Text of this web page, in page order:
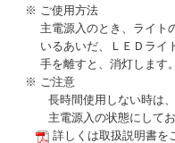
※ ご使用方法
主電源入のとき、ライト
いるあいだ、ＬＥＤライ
手を離すと、消灯します。
※ ご注意
長時間使用しない時は、
主電源入の状態にしてお
詳しくは取扱説明書を